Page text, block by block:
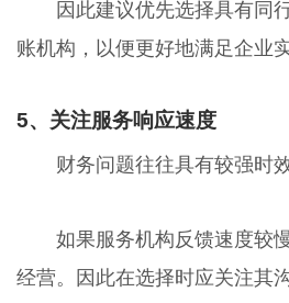
因此建议优先选择具有同
账机构，以便更好地满足企业
5、关注服务响应速度
财务问题往往具有较强时效
如果服务机构反馈速度较
经营。因此在选择时应关注其